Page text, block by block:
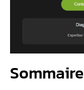
Sommaire